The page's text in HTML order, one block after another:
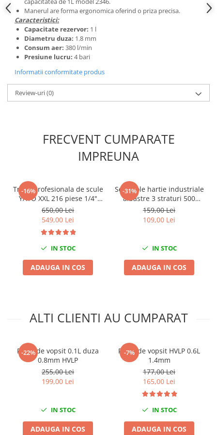
Scule fixare distributie
Alfa romeo
Audi
Bmw
Chevrolet
Chrysler
Citroen
Dacia
Mazda
Mercedes
Renault
Rover
Volkswagen
Volvo
Scule pentru tinichigerie
Chei cu clichet
Manerul are forma ergonomica oferind o priza precisa.
Caracteristici:
Capacitate rezervor: 1 l
Diametru duza: 1.8 mm
Consum aer: 380 l/min
Presiune lucru: 4 bari
Informatii conformitate produs
Review-uri(0)
FRECVENT CUMPARATE
IMPREUNA
-16%
Trusa profesionala de scule
YATO XXL 216 piese 1/4"
3/8" 1/2"
650,00 Lei
549,00 Lei
IN STOC
ADAUGA IN COS
-31%
Set 2 role hartie industriale
albastre 3 straturi 500
portii,170M/rola 34x22cm
Mega Blue
159,00 Lei
109,00 Lei
IN STOC
ADAUGA IN COS
ALTI CLIENTI AU CUMPARAT
-22%
Pistol de vopsit 0.1L duza
0.8mm HVLP
255,00 Lei
199,00 Lei
IN STOC
ADAUGA IN COS
-7%
Pistol de vopsit HVLP 0.6L
1.4mm
177,00 Lei
165,00 Lei
IN STOC
ADAUGA IN COS